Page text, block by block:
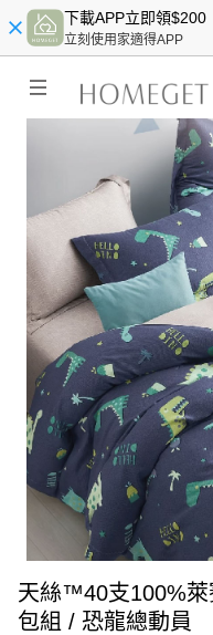
下載APP立即領$200
立刻使用家適得APP
天絲™40支100%萊
包組 / 恐龍總動員